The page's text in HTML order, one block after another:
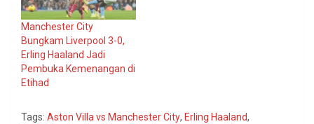
Manchester City
Bungkam Liverpool 3-0,
Erling Haaland Jadi
Pembuka Kemenangan di
Etihad
Tags: Aston Villa vs Manchester City, Erling Haaland,